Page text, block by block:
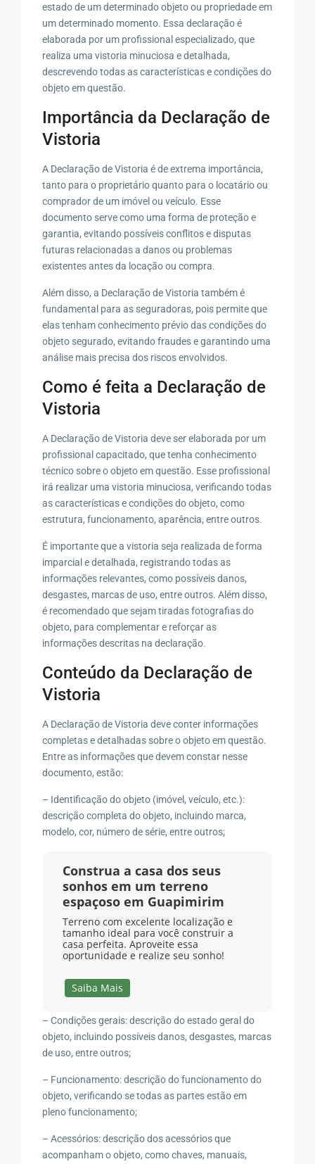
estado de um determinado objeto ou propriedade em
um determinado momento. Essa declaração é
elaborada por um profissional especializado, que
realiza uma vistoria minuciosa e detalhada,
descrevendo todas as características e condições do
objeto em questão.
Importância da Declaração de
Vistoria
A Declaração de Vistoria é de extrema importância,
tanto para o proprietário quanto para o locatário ou
comprador de um imóvel ou veículo. Esse
documento serve como uma forma de proteção e
garantia, evitando possíveis conflitos e disputas
futuras relacionadas a danos ou problemas
existentes antes da locação ou compra.
Além disso, a Declaração de Vistoria também é
fundamental para as seguradoras, pois permite que
elas tenham conhecimento prévio das condições do
objeto segurado, evitando fraudes e garantindo uma
análise mais precisa dos riscos envolvidos.
Como é feita a Declaração de
Vistoria
A Declaração de Vistoria deve ser elaborada por um
profissional capacitado, que tenha conhecimento
técnico sobre o objeto em questão. Esse profissional
irá realizar uma vistoria minuciosa, verificando todas
as características e condições do objeto, como
estrutura, funcionamento, aparência, entre outros.
É importante que a vistoria seja realizada de forma
imparcial e detalhada, registrando todas as
informações relevantes, como possíveis danos,
desgastes, marcas de uso, entre outros. Além disso,
é recomendado que sejam tiradas fotografias do
objeto, para complementar e reforçar as
informações descritas na declaração.
Conteúdo da Declaração de
Vistoria
A Declaração de Vistoria deve conter informações
completas e detalhadas sobre o objeto em questão.
Entre as informações que devem constar nesse
documento, estão:
– Identificação do objeto (imóvel, veículo, etc.):
descrição completa do objeto, incluindo marca,
modelo, cor, número de série, entre outros;
Construa a casa dos seus
sonhos em um terreno
espaçoso em Guapimirim
Terreno com excelente localização e
tamanho ideal para você construir a
casa perfeita. Aproveite essa
oportunidade e realize seu sonho!
Saiba Mais
– Condições gerais: descrição do estado geral do
objeto, incluindo possíveis danos, desgastes, marcas
de uso, entre outros;
– Funcionamento: descrição do funcionamento do
objeto, verificando se todas as partes estão em
pleno funcionamento;
– Acessórios: descrição dos acessórios que
acompanham o objeto, como chaves, manuais,